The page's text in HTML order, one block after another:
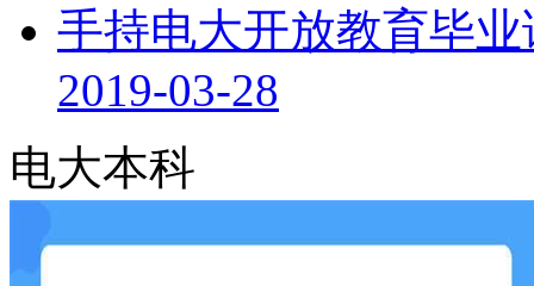
手持电大开放教育毕
2019-03-28
电大本科